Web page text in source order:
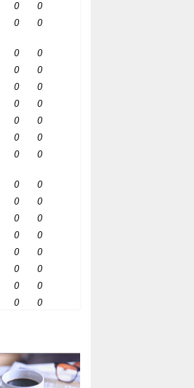
0
0
0 0
0
0
0
0
0
0
0
0
0
0
0
0
0 0
0
0
0
0
0
0
0
0
0
0
0
0
0
0
0 0